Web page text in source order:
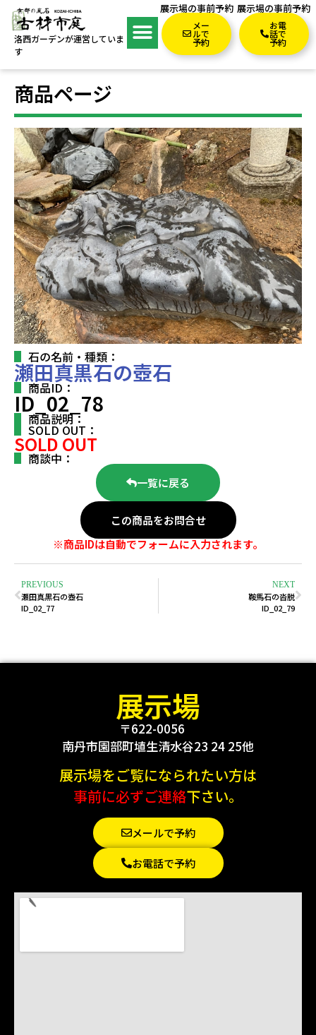
洛西ガーデンが運営していま
す
展示場の事前予約
メー
ルで
予約
展示場の事前予約
お電
話で
予約
商品ページ
石の名前・種類：
瀬田真黒石の壺石
商品ID：
ID_02_78
商品説明：
SOLD OUT：
SOLD OUT
商談中：
一覧に戻る
この商品をお問合せ
※商品IDは自動でフォームに入力されます。
PREVIOUS
瀬田真黒石の壺石
ID_02_77
NEXT
鞍馬石の沓脱
ID_02_79
展示場
〒622-0056
南丹市園部町埴生清水谷23 24 25他
展示場をご覧になられたい方は
事前に必ずご連絡下さい。
メールで予約
お電話で予約